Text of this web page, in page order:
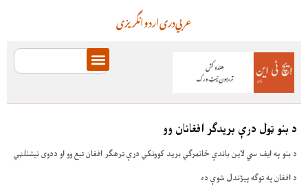
انگریزیاردودریعربي
د بنو ټول درې بریدګر افغانان وو
د بنو په ایف سي لاین باندې ځانمرګي برید کوونکي درې ترهګر افغان تبع وو او ددوی نیشنلټي
د افغان په توګه پیژندل شوې ده